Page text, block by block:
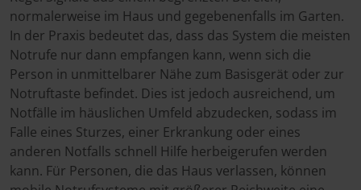
normalerweise im Haus und gegebenenfalls im Garten.
In der Praxis bedeutet das, dass das System die meisten
Notrufe nur dann empfangen kann, wenn sich die
Person in unmittelbarer Nähe zum Basisgerät oder zur
Notruftaste befindet. Dies ist jedoch ausreichend, um
Notfälle im häuslichen Umfeld abzudecken, sodass im
Falle eines Sturzes, einer Erkrankung oder eines
anderen Notfalls schnell Hilfe herbeigerufen werden
kann. Für Personen, die das Haus verlassen, können